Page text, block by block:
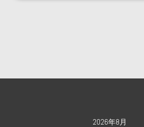
2026年8月